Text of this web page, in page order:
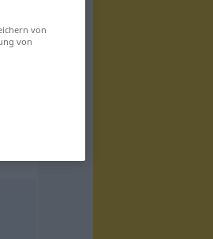
von
von